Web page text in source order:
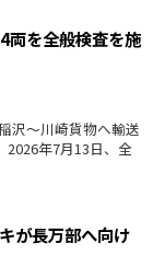
両を全般検査を施
沢～川崎貨物へ輸送
年7月13日、全
が長万部へ向け